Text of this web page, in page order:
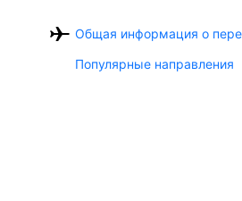
Общая информация о
Популярные направления